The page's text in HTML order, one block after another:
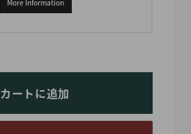
More Information
カートに追加